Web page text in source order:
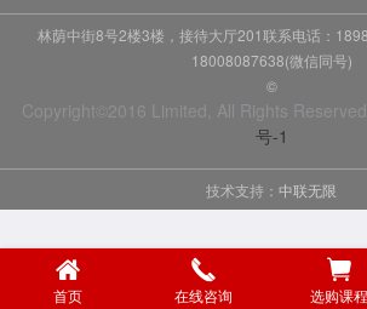
首页 在线咨询 选购课程
林荫中街8号2楼3楼，接待大厅201联系电话：
18008087638(微信同号)
©
Copyright©2016 Limited, All Rights Reserved
号-1
技术支持： 中联无限